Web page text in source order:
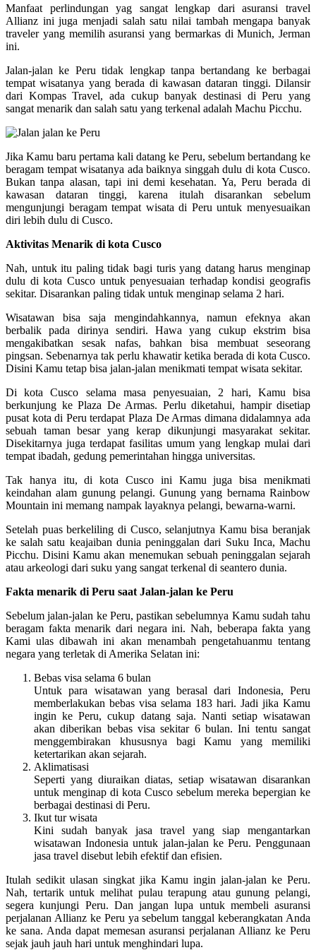
Manfaat perlindungan yag sangat lengkap dari asuransi travel
Allianz ini juga menjadi salah satu nilai tambah mengapa banyak
traveler yang memilih asuransi yang bermarkas di Munich, Jerman
ini.
Jalan-jalan ke Peru tidak lengkap tanpa bertandang ke berbagai
tempat wisatanya yang berada di kawasan dataran tinggi. Dilansir
dari Kompas Travel, ada cukup banyak destinasi di Peru yang
sangat menarik dan salah satu yang terkenal adalah Machu Picchu.
Jika Kamu baru pertama kali datang ke Peru, sebelum bertandang ke
beragam tempat wisatanya ada baiknya singgah dulu di kota Cusco.
Bukan tanpa alasan, tapi ini demi kesehatan. Ya, Peru berada di
kawasan dataran tinggi, karena itulah disarankan sebelum
mengunjungi beragam tempat wisata di Peru untuk menyesuaikan
diri lebih dulu di Cusco.
Aktivitas Menarik di kota Cusco
Nah, untuk itu paling tidak bagi turis yang datang harus menginap
dulu di kota Cusco untuk penyesuaian terhadap kondisi geografis
sekitar. Disarankan paling tidak untuk menginap selama 2 hari.
Wisatawan bisa saja mengindahkannya, namun efeknya akan
berbalik pada dirinya sendiri. Hawa yang cukup ekstrim bisa
mengakibatkan sesak nafas, bahkan bisa membuat seseorang
pingsan. Sebenarnya tak perlu khawatir ketika berada di kota Cusco.
Disini Kamu tetap bisa jalan-jalan menikmati tempat wisata sekitar.
Di kota Cusco selama masa penyesuaian, 2 hari, Kamu bisa
berkunjung ke Plaza De Armas. Perlu diketahui, hampir disetiap
pusat kota di Peru terdapat Plaza De Armas dimana didalamnya ada
sebuah taman besar yang kerap dikunjungi masyarakat sekitar.
Disekitarnya juga terdapat fasilitas umum yang lengkap mulai dari
tempat ibadah, gedung pemerintahan hingga universitas.
Tak hanya itu, di kota Cusco ini Kamu juga bisa menikmati
keindahan alam gunung pelangi. Gunung yang bernama Rainbow
Mountain ini memang nampak layaknya pelangi, bewarna-warni.
Setelah puas berkeliling di Cusco, selanjutnya Kamu bisa beranjak
ke salah satu keajaiban dunia peninggalan dari Suku Inca, Machu
Picchu. Disini Kamu akan menemukan sebuah peninggalan sejarah
atau arkeologi dari suku yang sangat terkenal di seantero dunia.
Fakta menarik di Peru saat Jalan-jalan ke Peru
Sebelum jalan-jalan ke Peru, pastikan sebelumnya Kamu sudah tahu
beragam fakta menarik dari negara ini. Nah, beberapa fakta yang
Kami ulas dibawah ini akan menambah pengetahuanmu tentang
negara yang terletak di Amerika Selatan ini:
Bebas visa selama 6 bulan
Untuk para wisatawan yang berasal dari Indonesia, Peru
memberlakukan bebas visa selama 183 hari. Jadi jika Kamu
ingin ke Peru, cukup datang saja. Nanti setiap wisatawan
akan diberikan bebas visa sekitar 6 bulan. Ini tentu sangat
menggembirakan khususnya bagi Kamu yang memiliki
ketertarikan akan sejarah.
Aklimatisasi
Seperti yang diuraikan diatas, setiap wisatawan disarankan
untuk menginap di kota Cusco sebelum mereka bepergian ke
berbagai destinasi di Peru.
Ikut tur wisata
Kini sudah banyak jasa travel yang siap mengantarkan
wisatawan Indonesia untuk jalan-jalan ke Peru. Penggunaan
jasa travel disebut lebih efektif dan efisien.
Itulah sedikit ulasan singkat jika Kamu ingin jalan-jalan ke Peru.
Nah, tertarik untuk melihat pulau terapung atau gunung pelangi,
segera kunjungi Peru. Dan jangan lupa untuk membeli asuransi
perjalanan Allianz ke Peru ya sebelum tanggal keberangkatan Anda
ke sana. Anda dapat memesan asuransi perjalanan Allianz ke Peru
sejak jauh jauh hari untuk menghindari lupa.